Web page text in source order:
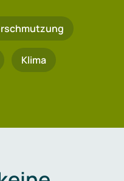
Klima